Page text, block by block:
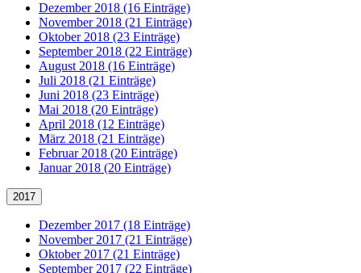
Dezember 2018 (16 Einträge)
November 2018 (21 Einträge)
Oktober 2018 (23 Einträge)
September 2018 (22 Einträge)
August 2018 (16 Einträge)
Juli 2018 (21 Einträge)
Juni 2018 (23 Einträge)
Mai 2018 (20 Einträge)
April 2018 (12 Einträge)
März 2018 (21 Einträge)
Februar 2018 (20 Einträge)
Januar 2018 (20 Einträge)
2017
Dezember 2017 (18 Einträge)
November 2017 (21 Einträge)
Oktober 2017 (21 Einträge)
September 2017 (22 Einträge)